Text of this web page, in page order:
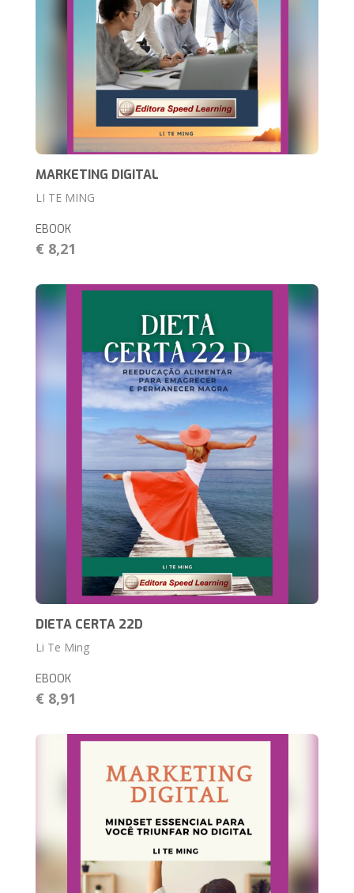
MARKETING DIGITAL
LI TE MING
EBOOK
€ 8,21
DIETA CERTA 22D
Li Te Ming
EBOOK
€ 8,91